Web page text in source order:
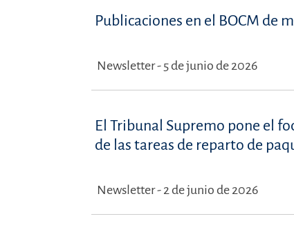
Publicaciones en el BOCM de
Newsletter - 5 de junio de 2026
El Tribunal Supremo pone el
de las tareas de reparto de
Newsletter - 2 de junio de 2026